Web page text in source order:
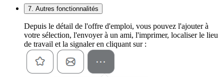
7. Autres fonctionnalités
Depuis le détail de l'offre d'emploi, vous pouvez l'ajouter à
votre sélection, l'envoyer à un ami, l'imprimer, localiser le lieu
de travail et la signaler en cliquant sur :